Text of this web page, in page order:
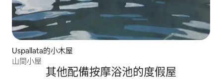
Uspallata的小木屋
山間小屋
其他配備按摩浴池的度假屋